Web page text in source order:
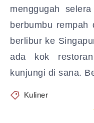
menggugah
berbumbu rempah
berlibur ke
ada kok
kunjungi di sana.
Kuliner